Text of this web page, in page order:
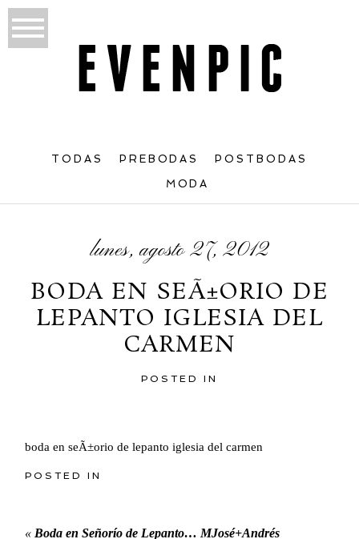
TODAS PREBODAS POSTBODAS
MODA
lunes, agosto 27, 2012
BODA EN SEÃ±ORIO DE
LEPANTO IGLESIA DEL
CARMEN
POSTED IN
boda en seÃ±orio de lepanto iglesia del carmen
POSTED IN
« Boda en Señorío de Lepanto… MJosé+Andrés